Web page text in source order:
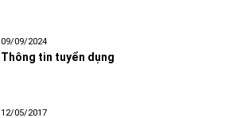
09/09/2024
Thông tin tuyển dụng
12/05/2017